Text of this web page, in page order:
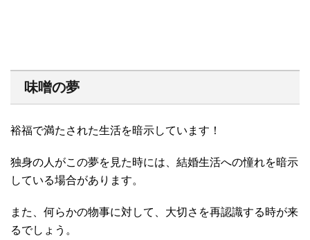
味噌の夢
裕福で満たされた生活を暗示しています！
独身の人がこの夢を見た時には、結婚生活への憧れを暗示
している場合があります。
また、何らかの物事に対して、大切さを再認識する時が来
るでしょう。